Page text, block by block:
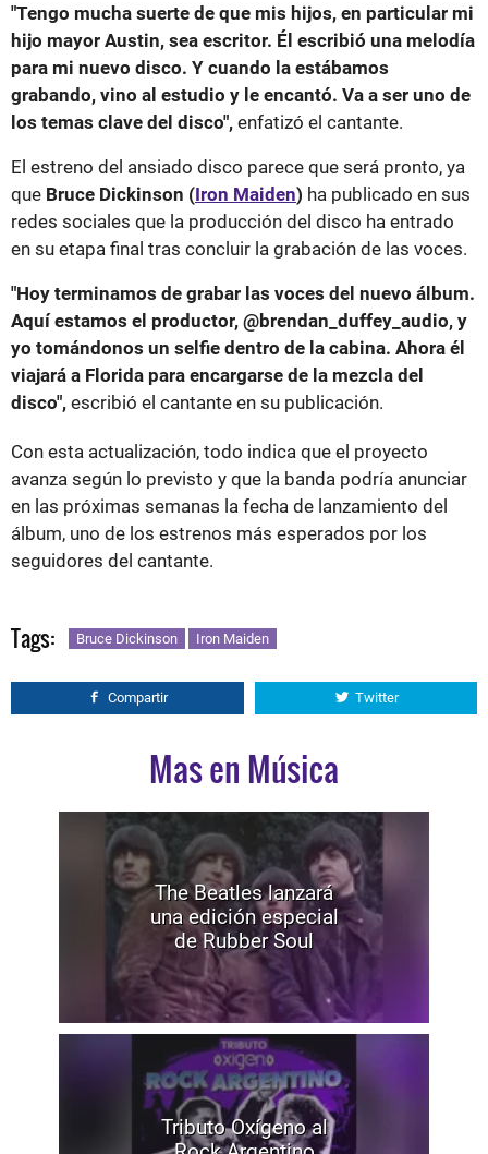
"Tengo mucha suerte de que mis hijos, en particular mi
hijo mayor Austin, sea escritor. Él escribió una melodía
para mi nuevo disco. Y cuando la estábamos
grabando, vino al estudio y le encantó. Va a ser uno de
los temas clave del disco", enfatizó el cantante.
El estreno del ansiado disco parece que será pronto, ya
que Bruce Dickinson (Iron Maiden) ha publicado en sus
redes sociales que la producción del disco ha entrado
en su etapa final tras concluir la grabación de las voces.
"Hoy terminamos de grabar las voces del nuevo álbum.
Aquí estamos el productor, @brendan_duffey_audio, y
yo tomándonos un selfie dentro de la cabina. Ahora él
viajará a Florida para encargarse de la mezcla del
disco", escribió el cantante en su publicación.
Con esta actualización, todo indica que el proyecto
avanza según lo previsto y que la banda podría anunciar
en las próximas semanas la fecha de lanzamiento del
álbum, uno de los estrenos más esperados por los
seguidores del cantante.
Tags: Bruce Dickinson Iron Maiden
Compartir Twitter
Mas en Música
The Beatles lanzará
una edición especial
de Rubber Soul
Tributo Oxígeno al